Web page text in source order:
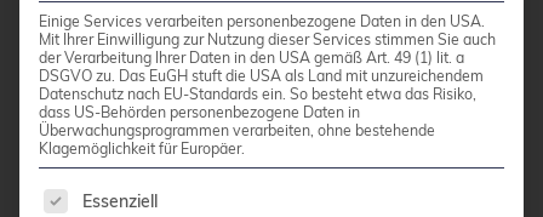
cR
Einige Services verarbeiten personenbezogene Daten in den USA.
Mit Ihrer Einwilligung zur Nutzung dieser Services stimmen Sie auch
der Verarbeitung Ihrer Daten in den USA gemäß Art. 49 (1) lit. a
DSGVO zu. Das EuGH stuft die USA als Land mit unzureichendem
Datenschutz nach EU-Standards ein. So besteht etwa das Risiko,
dass US-Behörden personenbezogene Daten in
Überwachungsprogrammen verarbeiten, ohne bestehende
Klagemöglichkeit für Europäer.
Es folgt eine Liste der Service-Gruppen, für die
Essenziell